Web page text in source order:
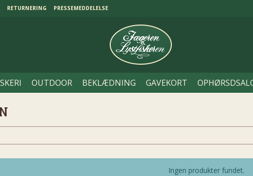
RETURNERING PRESSEMEDDELELSE
OUTDOOR BEKLÆDNING GAVEKORT
Ingen produkter fundet.